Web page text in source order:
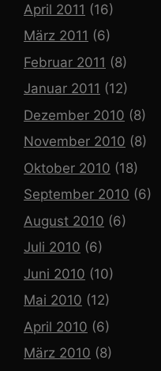
April 2011 (16)
März 2011 (6)
Februar 2011 (8)
Januar 2011 (12)
Dezember 2010 (8)
November 2010 (8)
Oktober 2010 (18)
September 2010 (6)
August 2010 (6)
Juli 2010 (6)
Juni 2010 (10)
Mai 2010 (12)
April 2010 (6)
März 2010 (8)